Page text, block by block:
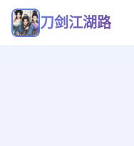
刀剑江湖路